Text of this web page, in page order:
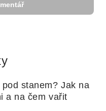
stanem? Jak na
a na čem vařit